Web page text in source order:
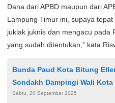
Dana dari APBD maupun dari
Lampung Timur ini, supaya
juklak juknis dan mengacu pada
yang sudah ditentukan,” kata
Bunda Paud Kota Bitung
Sondakh Dampingi Wali Kota
Ta’Aruf Alkhairaat
Sabtu, 20 September 2025